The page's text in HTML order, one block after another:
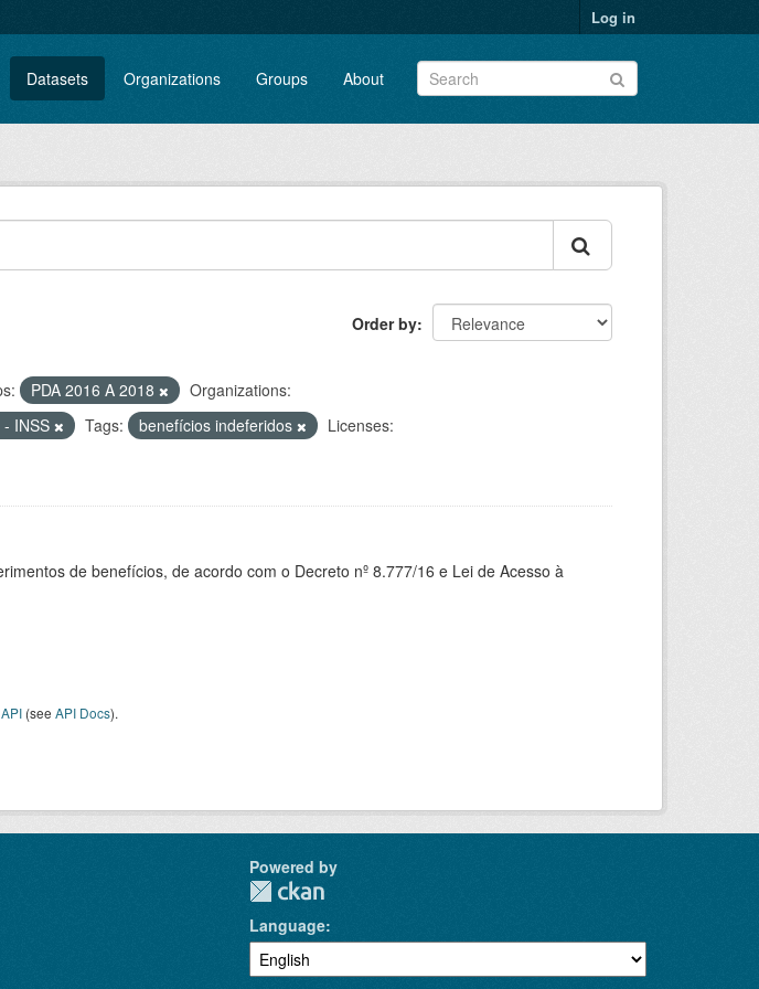
Log in
Datasets Organizations Groups About
Order by
PDA 2016 A 2018
Organizations:
INSS
Tags: benefícios indeferidos
Licenses:
de benefícios, de acordo com o Decreto nº 8.777/16 e Lei de Acesso à
API (see API Docs).
Powered by
Language